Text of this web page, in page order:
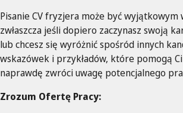
Pisanie CV fryzjera może być wyjątkowym
zwłaszcza jeśli dopiero zaczynasz swoją
lub chcesz się wyróżnić spośród innych
wskazówek i przykładów, które pomogą
naprawdę zwróci uwagę potencjalnego
Zrozum Ofertę Pracy: